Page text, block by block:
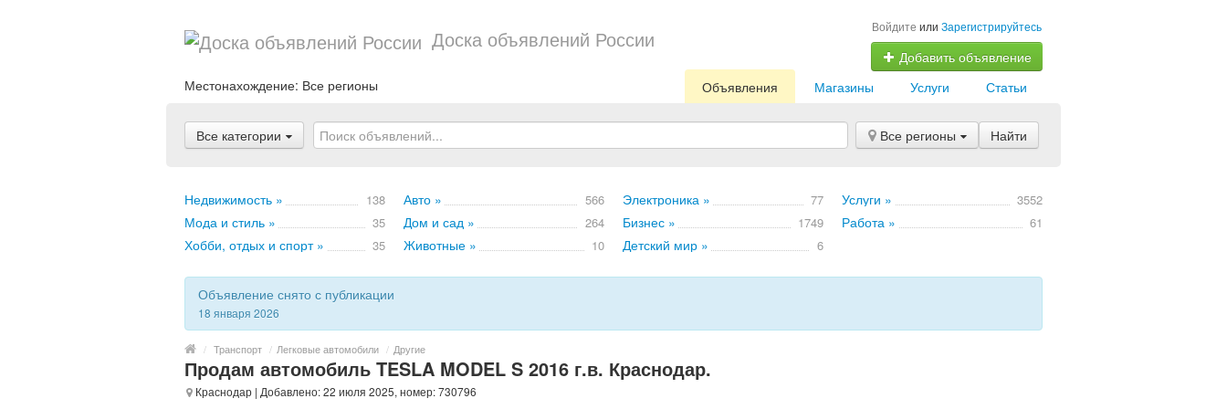
Доска объявлений России Войдите или Зарегистрируйтесь
Добавить объявление
Местонахождение: Все регионы Статьи
Услуги
Магазины
Объявления
Все категории Все регионы Найти
Недвижимость » 138 Авто » 566 Электроника » 77 Услуги » 3552
Мода и стиль » 35 Дом и сад » 264 Бизнес » 1749 Работа » 61
Хобби, отдых и спорт » 35 Животные » 10 Детский мир » 6
Объявление снято с публикации
18 января 2026
/ Транспорт / Легковые автомобили / Другие
Продам автомобиль TESLA MODEL S 2016 г.в. Краснодар.
Краснодар | Добавлено: 22 июля 2025, номер: 730796